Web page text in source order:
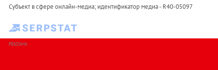
Субъект в сфере онлайн-медиа; идентификатор медиа - R40-05097
РЕКЛАМА